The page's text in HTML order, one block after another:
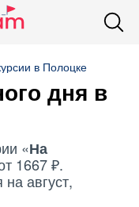
в Полоцке
дня в
«На
1667 ₽.
август,